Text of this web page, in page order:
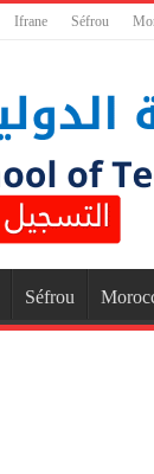
Ifrane Séfrou
Séfrou